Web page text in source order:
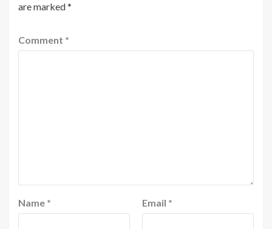
are marked*
Comment *
Name * Email *